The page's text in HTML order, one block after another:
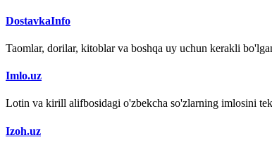
DostavkaInfo
Taomlar, dorilar, kitoblar va boshqa uy uchun kerakli
Imlo.uz
Lotin va kirill alifbosidagi o'zbekcha so'zlarning imlosini
Izoh.uz